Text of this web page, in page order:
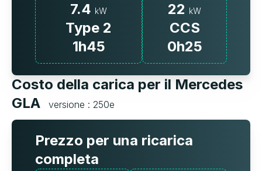
7.4 kW
Type 2
1h45
22 kW
CCS
0h25
Costo della carica per il Mercedes
GLA
versione : 250e
Prezzo per una ricarica
completa